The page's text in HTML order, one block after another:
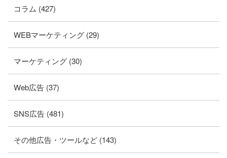
コラム (427)
WEBマーケティング (29)
マーケティング (30)
Web広告 (37)
SNS広告 (481)
その他広告・ツールなど (143)